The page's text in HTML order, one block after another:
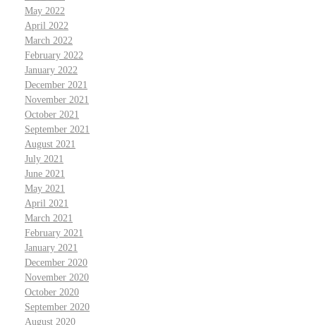
May 2022
April 2022
March 2022
February 2022
January 2022
December 2021
November 2021
October 2021
September 2021
August 2021
July 2021
June 2021
May 2021
April 2021
March 2021
February 2021
January 2021
December 2020
November 2020
October 2020
September 2020
August 2020